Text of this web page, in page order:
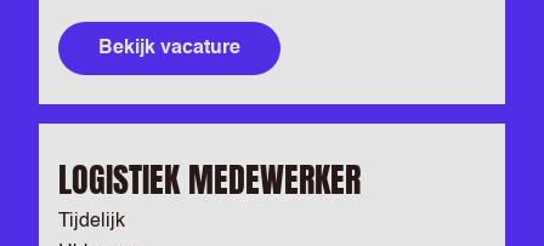
Bekijk vacature
LOGISTIEK MEDEWERKER
Tijdelijk